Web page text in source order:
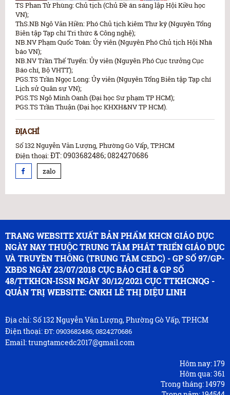
TS Phan Tử Phùng: Chủ tịch (Chủ Đề án sáng lập Hội Kiều học
VN);
ThS.NB Ngô Văn Hiền: Phó Chủ tịch kiêm Thư ký (Nguyên Tổng
Biên tập Tạp chí Tri thức & Công nghệ);
NB.NV Phạm Quốc Toàn: Ủy viên (Nguyên Phó Chủ tịch Hội Nhà
báo VN);
NB.NV Trần Thế Tuyển: Ủy viên (Nguyên Phó Cục trưởng Cục
Báo chí, Bộ VHTT);
PGS.TS Trần Ngọc Long: Ủy viên (Nguyên Tổng Biên tập Tạp chí
Lịch sử Quân sự VN);
PGS.TS Ngô Minh Oanh (Đại học Sư phạm TP HCM);
PGS.TS Trần Thuận (Đại học KHXH&NV TP HCM).
ĐỊA CHỈ
Số 132 Nguyễn Văn Lượng, Phường Gò Vấp, TP.HCM
Điện thoại:ĐT: 0903682486; 0824270686
zalo
TRANG WEBSITE XUẤT BẢN PHẨM KHCN GIÁO DỤC
NGÀY NAY THUỘC TRUNG TÂM PHÁT TRIỂN GIÁO DỤC
VÀ TRUYỀN THÔNG (TRUNG TÂM CEDC) - GP SỐ 97/GP-
XBĐS NGÀY 23/07/2018 CỤC BÁO CHÍ & GP SỐ
48/TTKHCN-ISSN NGÀY 30/12/2021 CỤC TTKHCNQG -
QUẢN TRỊ WEBSITE: CNKH LÊ THỊ DIỆU LINH
Địa chỉ: Số 132 Nguyễn Văn Lượng, Phường Gò Vấp, TP.HCM
Điện thoại:ĐT: 0903682486; 0824270686
Email: trungtamcedc2017@gmail.com
Hôm nay:179
Hôm qua:361
Trong tháng:14979